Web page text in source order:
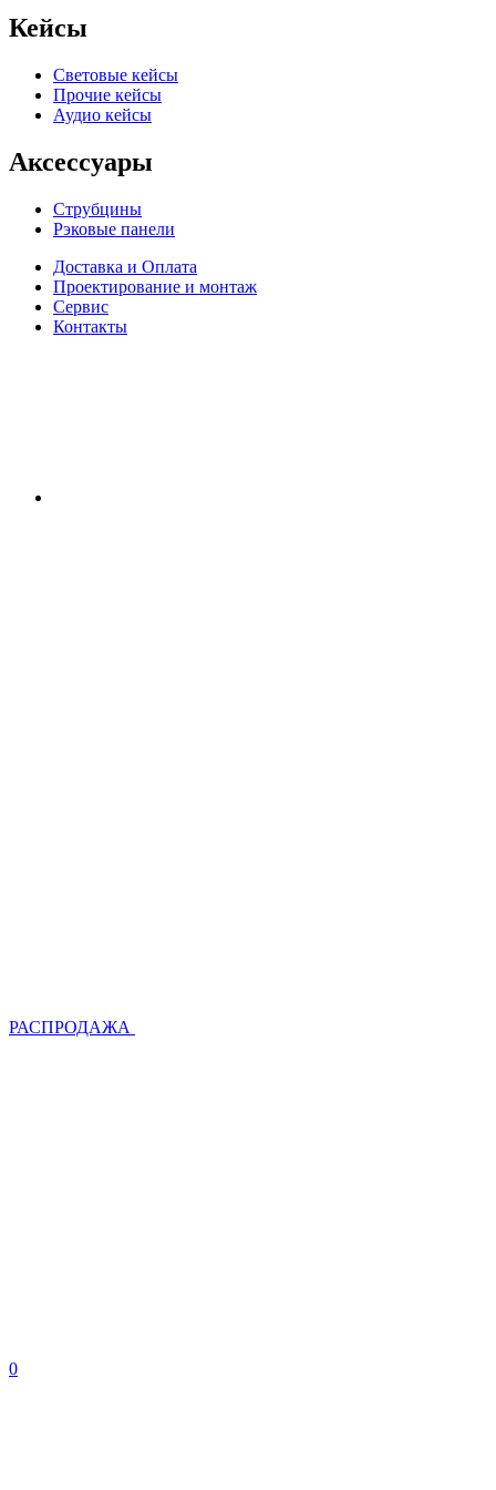
Кейсы
Световые кейсы
Прочие кейсы
Аудио кейсы
Аксессуары
Струбцины
Рэковые панели
Доставка и Оплата
Проектирование и монтаж
Сервис
Контакты
РАСПРОДАЖА
0